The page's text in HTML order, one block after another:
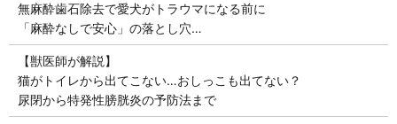
無麻酔歯石除去で愛犬がトラウマになる前に
「麻酔なしで安心」の落とし穴…
【獣医師が解説】
猫がトイレから出てこない…おしっこも出てない？
尿閉から特発性膀胱炎の予防法まで